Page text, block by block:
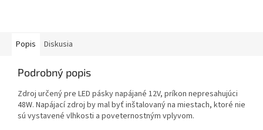
Popis Diskusia
Podrobný popis
Zdroj určený pre LED pásky napájané 12V, príkon nepresahujúci
48W. Napájací zdroj by mal byť inštalovaný na miestach, ktoré nie
sú vystavené vlhkosti a poveternostným vplyvom.